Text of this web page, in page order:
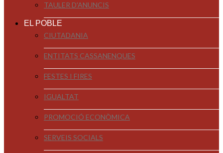
TAULER D'ANUNCIS
EL POBLE
CIUTADANIA
ENTITATS CASSANENQUES
FESTES I FIRES
IGUALTAT
PROMOCIÓ ECONÒMICA
SERVEIS SOCIALS